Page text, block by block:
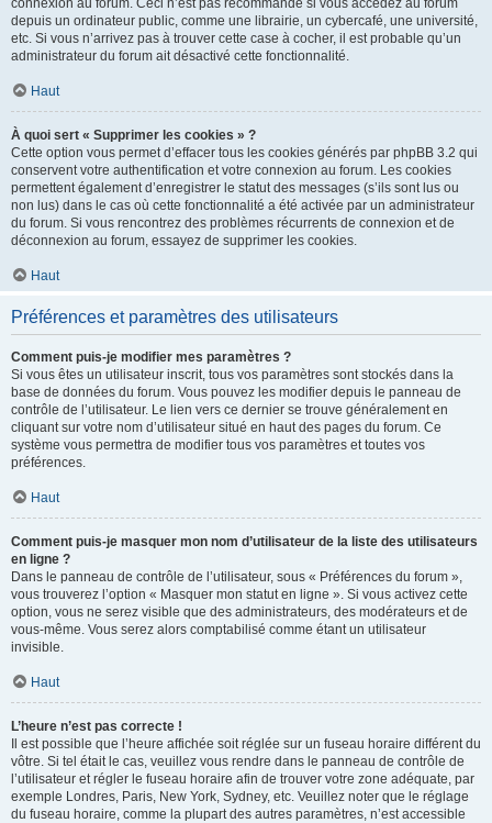
connexion au forum. Ceci n’est pas recommandé si vous accédez au forum
depuis un ordinateur public, comme une librairie, un cybercafé, une université,
etc. Si vous n’arrivez pas à trouver cette case à cocher, il est probable qu’un
administrateur du forum ait désactivé cette fonctionnalité.
Haut
À quoi sert « Supprimer les cookies » ?
Cette option vous permet d’effacer tous les cookies générés par phpBB 3.2 qui
conservent votre authentification et votre connexion au forum. Les cookies
permettent également d’enregistrer le statut des messages (s’ils sont lus ou
non lus) dans le cas où cette fonctionnalité a été activée par un administrateur
du forum. Si vous rencontrez des problèmes récurrents de connexion et de
déconnexion au forum, essayez de supprimer les cookies.
Haut
Préférences et paramètres des utilisateurs
Comment puis-je modifier mes paramètres ?
Si vous êtes un utilisateur inscrit, tous vos paramètres sont stockés dans la
base de données du forum. Vous pouvez les modifier depuis le panneau de
contrôle de l’utilisateur. Le lien vers ce dernier se trouve généralement en
cliquant sur votre nom d’utilisateur situé en haut des pages du forum. Ce
système vous permettra de modifier tous vos paramètres et toutes vos
préférences.
Haut
Comment puis-je masquer mon nom d’utilisateur de la liste des utilisateurs
en ligne ?
Dans le panneau de contrôle de l’utilisateur, sous « Préférences du forum »,
vous trouverez l’option « Masquer mon statut en ligne ». Si vous activez cette
option, vous ne serez visible que des administrateurs, des modérateurs et de
vous-même. Vous serez alors comptabilisé comme étant un utilisateur
invisible.
Haut
L’heure n’est pas correcte !
Il est possible que l’heure affichée soit réglée sur un fuseau horaire différent du
vôtre. Si tel était le cas, veuillez vous rendre dans le panneau de contrôle de
l’utilisateur et régler le fuseau horaire afin de trouver votre zone adéquate, par
exemple Londres, Paris, New York, Sydney, etc. Veuillez noter que le réglage
du fuseau horaire, comme la plupart des autres paramètres, n’est accessible